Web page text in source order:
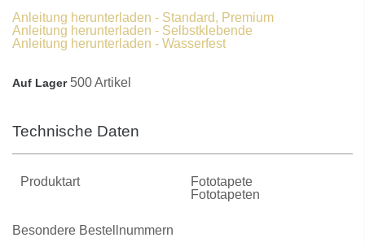
Anleitung herunterladen - Standard, Premium
Anleitung herunterladen - Selbstklebende
Anleitung herunterladen - Wasserfest
Auf Lager 500 Artikel
Technische Daten
Produktart
Fototapete
Fototapeten
Besondere Bestellnummern